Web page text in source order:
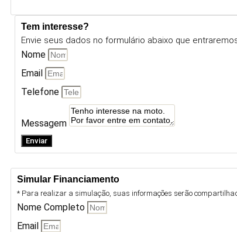
Tem interesse?
Envie seus dados no formulário abaixo que
Nome
Email
Telefone
Messagem
Enviar
Simular Financiamento
* Para realizar a simulação, suas informações serão
Nome Completo
Email